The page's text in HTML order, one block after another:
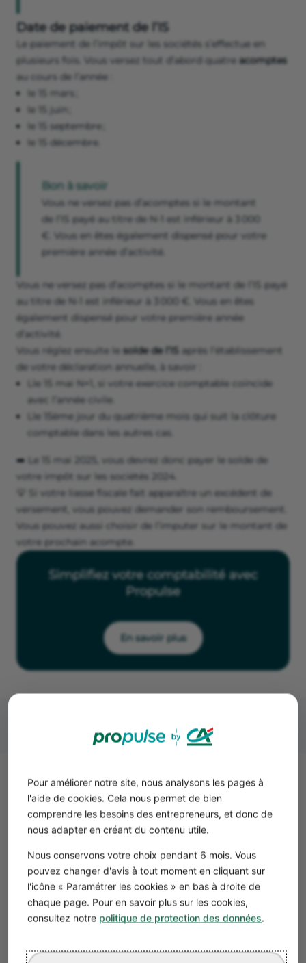
Pour améliorer notre site, nous analysons les pages à
l'aide de cookies. Cela nous permet de bien
comprendre les besoins des entrepreneurs, et donc de
nous adapter en créant du contenu utile.
Nous conservons votre choix pendant 6 mois. Vous
pouvez changer d'avis à tout moment en cliquant sur
l'icône « Paramétrer les cookies » en bas à droite de
chaque page. Pour en savoir plus sur les cookies,
consultez notre politique de protection des données.
Date de paiement de l’IS
Le paiement de l’impôt sur les sociétés s’effectue en
plusieurs fois. Vous versez tout d’abord quatre acomptes
au cours de l’année :
le 15 mars ;
le 15 juin ;
le 15 septembre ;
le 15 décembre.
Bon à savoir
Vous ne versez pas d’acomptes si le montant
de l’IS payé au titre de N-1 est inférieur à 3 000
€. Vous en êtes également dispensé pour votre
première année d’activité.
Vous ne versez pas d’acomptes si le montant de l’IS payé
au titre de N-1 est inférieur à 3 000 €. Vous en êtes
également dispensé pour votre première année
d’activité.
Vous réglez ensuite le solde de l’IS après l’établissement
de votre déclaration annuelle, à savoir :
Lle 15 mai N+1, si votre exercice comptable coïncide
avec l’année civile.
Lle 15ème jour du quatrième mois qui suit la clôture
comptable dans les autres cas.
➡️ Le 15 mai 2025, vous devrez donc payer le solde de
votre impôt sur les sociétés 2024.
💡 Si votre liasse fiscale fait apparaître un excédent de
versement, vous pouvez demander son remboursement.
Vous pouvez aussi choisir de l’imputer sur le montant de
votre prochain acompte.
Simplifiez votre comptabilité avec
Propulse
En savoir plus
Les échéances fiscales 2025 pour
la TVA
Pour beaucoup d’entreprises, la taxe sur la valeur ajoutée
collectez cette taxe sur chacune de vos ventes, puis vous
devez la reverser à l’État, après déduction de la TVA
réglée sur vos achats. Vos échéances fiscales peuvent
ensuite être mensuelles, trimestrielles ou annuelles.
On distingue deuxrégimes de TVAprincipaux, avec des